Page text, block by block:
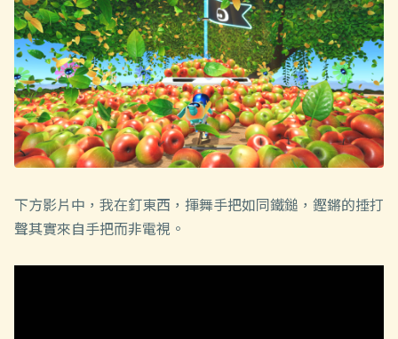
下方影片中，我在釘東西，揮舞手把如同鐵鎚，鏗鏘的捶打
聲其實來自手把而非電視。